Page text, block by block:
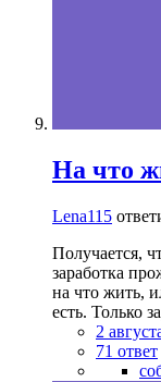
На что
Lena115
Получается,
заработка
на что жить,
есть. Только
2
71 ответ